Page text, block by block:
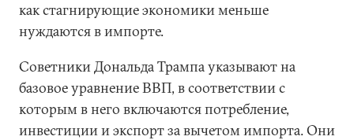
как стагнирующие экономики меньше
нуждаются в импорте.
Советники Дональда Трампа указывают на
базовое уравнение ВВП, в соответствии с
которым в него включаются потребление,
инвестиции и экспорт за вычетом импорта. Они